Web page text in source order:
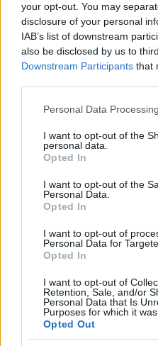
your opt-out. You may
disclosure of your personal
IAB’s list of downstream
also be disclosed by us to
Downstream Participants that
Please note that this website/
not limited to your visit or
grant or deny consent to
use your data for below
consent section.
Personal Data
I want to opt-out of the
personal data.
Opted In
I want to opt-out of the
Personal Data.
Opted In
I want to opt-out of
Personal Data for
Opted In
I want to opt-out of
Retention, Sale, and/or
Personal Data that Is
Purposes for which it was
Opted Out
n